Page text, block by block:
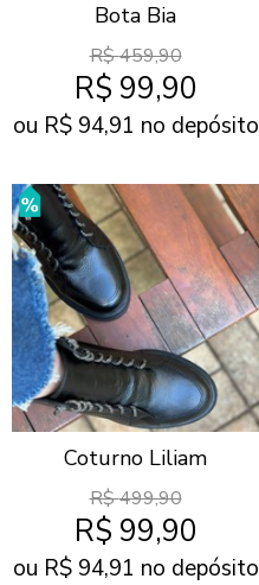
Bota Bia
R$459,90
R$ 99,90
ou R$ 94,91 no depósito
Coturno Liliam
R$499,90
R$ 99,90
ou R$ 94,91 no depósito